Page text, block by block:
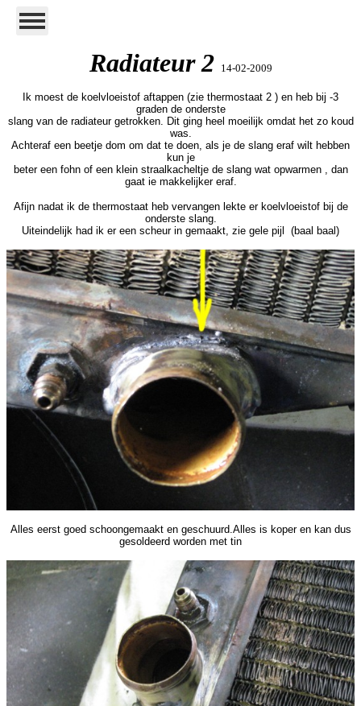
Radiateur 2 14-02-2009
Ik moest de koelvloeistof aftappen (zie thermostaat 2 ) en heb bij -3
graden de onderste
slang van de radiateur getrokken. Dit ging heel moeilijk omdat het zo koud
was.
Achteraf een beetje dom om dat te doen, als je de slang eraf wilt hebben
kun je
beter een fohn of een klein straalkacheltje de slang wat opwarmen , dan
gaat ie makkelijker eraf.
Afijn nadat ik de thermostaat heb vervangen lekte er koelvloeistof bij de
onderste slang.
Uiteindelijk had ik er een scheur in gemaakt, zie gele pijl (baal baal)
Alles eerst goed schoongemaakt en geschuurd.Alles is koper en kan dus
gesoldeerd worden met tin